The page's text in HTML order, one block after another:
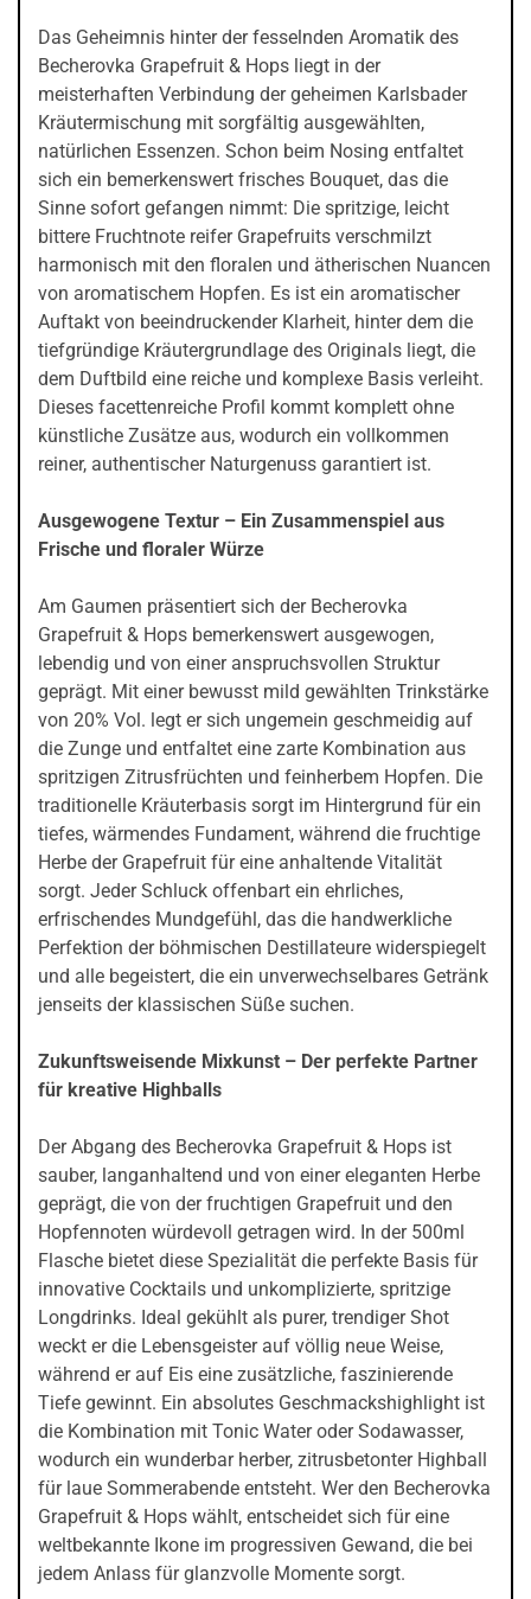
Das Geheimnis hinter der fesselnden Aromatik des
Becherovka Grapefruit & Hops liegt in der
meisterhaften Verbindung der geheimen Karlsbader
Kräutermischung mit sorgfältig ausgewählten,
natürlichen Essenzen. Schon beim Nosing entfaltet
sich ein bemerkenswert frisches Bouquet, das die
Sinne sofort gefangen nimmt: Die spritzige, leicht
bittere Fruchtnote reifer Grapefruits verschmilzt
harmonisch mit den floralen und ätherischen Nuancen
von aromatischem Hopfen. Es ist ein aromatischer
Auftakt von beeindruckender Klarheit, hinter dem die
tiefgründige Kräutergrundlage des Originals liegt, die
dem Duftbild eine reiche und komplexe Basis verleiht.
Dieses facettenreiche Profil kommt komplett ohne
künstliche Zusätze aus, wodurch ein vollkommen
reiner, authentischer Naturgenuss garantiert ist.
Ausgewogene Textur – Ein Zusammenspiel aus
Frische und floraler Würze
Am Gaumen präsentiert sich der Becherovka
Grapefruit & Hops bemerkenswert ausgewogen,
lebendig und von einer anspruchsvollen Struktur
geprägt. Mit einer bewusst mild gewählten Trinkstärke
von 20% Vol. legt er sich ungemein geschmeidig auf
die Zunge und entfaltet eine zarte Kombination aus
spritzigen Zitrusfrüchten und feinherbem Hopfen. Die
traditionelle Kräuterbasis sorgt im Hintergrund für ein
tiefes, wärmendes Fundament, während die fruchtige
Herbe der Grapefruit für eine anhaltende Vitalität
sorgt. Jeder Schluck offenbart ein ehrliches,
erfrischendes Mundgefühl, das die handwerkliche
Perfektion der böhmischen Destillateure widerspiegelt
und alle begeistert, die ein unverwechselbares Getränk
jenseits der klassischen Süße suchen.
Zukunftsweisende Mixkunst – Der perfekte Partner
für kreative Highballs
Der Abgang des Becherovka Grapefruit & Hops ist
sauber, langanhaltend und von einer eleganten Herbe
geprägt, die von der fruchtigen Grapefruit und den
Hopfennoten würdevoll getragen wird. In der 500ml
Flasche bietet diese Spezialität die perfekte Basis für
innovative Cocktails und unkomplizierte, spritzige
Longdrinks. Ideal gekühlt als purer, trendiger Shot
weckt er die Lebensgeister auf völlig neue Weise,
während er auf Eis eine zusätzliche, faszinierende
Tiefe gewinnt. Ein absolutes Geschmackshighlight ist
die Kombination mit Tonic Water oder Sodawasser,
wodurch ein wunderbar herber, zitrusbetonter Highball
für laue Sommerabende entsteht. Wer den Becherovka
Grapefruit & Hops wählt, entscheidet sich für eine
weltbekannte Ikone im progressiven Gewand, die bei
jedem Anlass für glanzvolle Momente sorgt.